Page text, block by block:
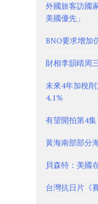
外國旅客訪國
美國優先」
BNO要求增加
財相李韻晴周
未來4年加稅
4.1%
有望開拍第4
黃海南部部分
貝森特：美國
台灣抗日片《